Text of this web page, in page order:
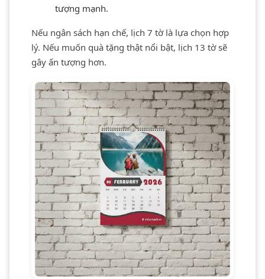
tượng mạnh.
Nếu ngân sách hạn chế, lịch 7 tờ là lựa chọn hợp
lý. Nếu muốn quà tặng thật nổi bật, lịch 13 tờ sẽ
gây ấn tượng hơn.